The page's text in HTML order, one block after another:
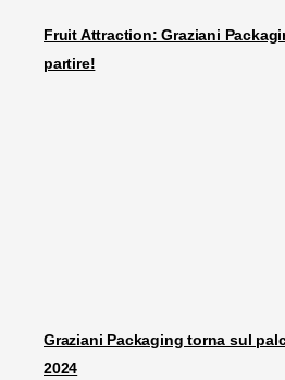
Fruit Attraction: Graziani
partire!
Graziani Packaging torna sul
2024